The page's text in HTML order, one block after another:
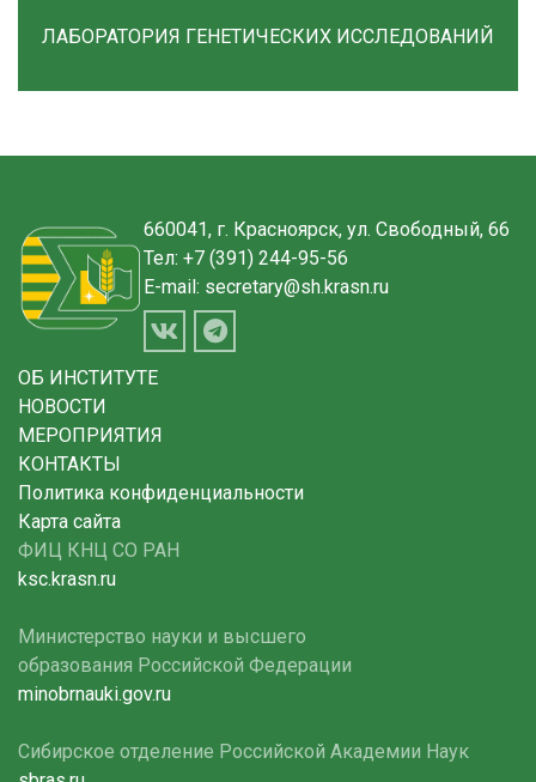
ЛАБОРАТОРИЯ ГЕНЕТИЧЕСКИХ ИССЛЕДОВАНИЙ
660041, г. Красноярск, ул. Свободный, 66
Тел: +7 (391) 244-95-56
E-mail: secretary@sh.krasn.ru
ОБ ИНСТИТУТЕ
НОВОСТИ
МЕРОПРИЯТИЯ
КОНТАКТЫ
Политика конфиденциальности
Карта сайта
ФИЦ КНЦ СО РАН
ksc.krasn.ru
Министерство науки и высшего
образования Российской Федерации
minobrnauki.gov.ru
Сибирское отделение Российской Академии Наук